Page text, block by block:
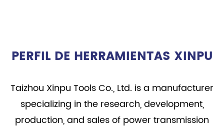
PERFIL DE HERRAMIENTAS XINPU
Taizhou Xinpu Tools Co., Ltd. is a manufacturer
specializing in the research, development,
production, and sales of power transmission